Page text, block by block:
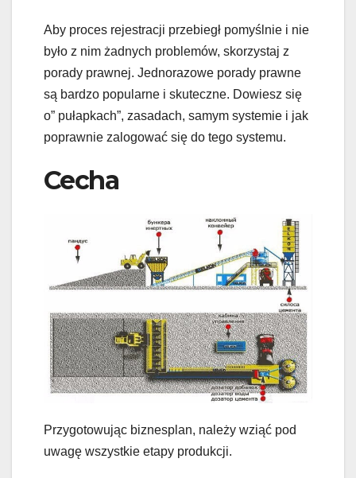
Aby proces rejestracji przebiegł pomyślnie i nie
było z nim żadnych problemów, skorzystaj z
porady prawnej. Jednorazowe porady prawne
są bardzo popularne i skuteczne. Dowiesz się
o” pułapkach”, zasadach, samym systemie i jak
poprawnie zalogować się do tego systemu.
Cecha
Przygotowując biznesplan, należy wziąć pod
uwagę wszystkie etapy produkcji.